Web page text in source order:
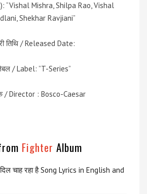
“Vishal Mishra, Shilpa Rao, Vishal
Shekhar Ravjiani”
तिथि / Released Date:
/ Label: ”T-Series”
/ Director : Bosco-Caesar
Fighter Album
चाह रहा है Song Lyrics in English and